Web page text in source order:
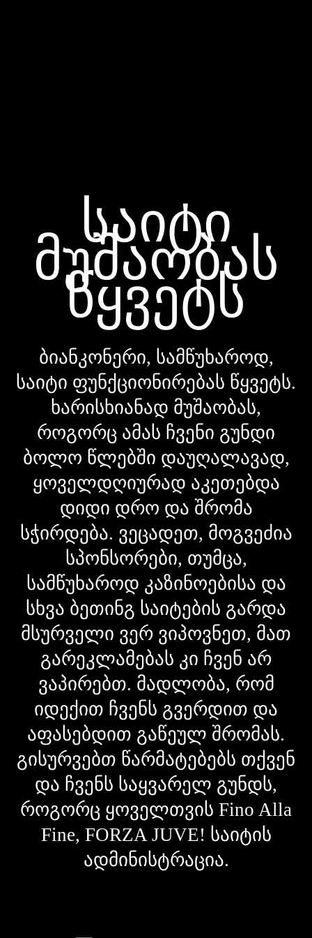
საიტი
მუშაობას
წყვეტს
ბიანკონერი, სამწუხაროდ,
საიტი ფუნქციონირებას წყვეტს.
ხარისხიანად მუშაობას,
როგორც ამას ჩვენი გუნდი
ბოლო წლებში დაუღალავად,
ყოველდღიურად აკეთებდა
დიდი დრო და შრომა
სჭირდება. ვეცადეთ, მოგვეძია
სპონსორები, თუმცა,
სამწუხაროდ კაზინოებისა და
სხვა ბეთინგ საიტების გარდა
მსურველი ვერ ვიპოვნეთ, მათ
გარეკლამებას კი ჩვენ არ
ვაპირებთ. მადლობა, რომ
იდექით ჩვენს გვერდით და
აფასებდით გაწეულ შრომას.
გისურვებთ წარმატებებს თქვენ
და ჩვენს საყვარელ გუნდს,
როგორც ყოველთვის Fino Alla
Fine, FORZA JUVE! საიტის
ადმინისტრაცია.